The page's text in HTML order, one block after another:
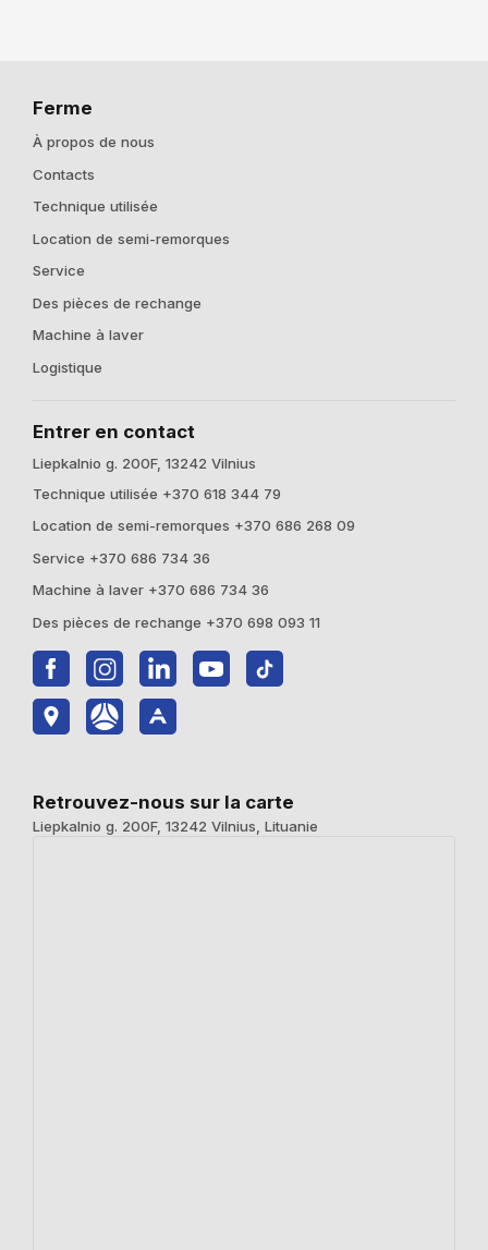
Ferme
À propos de nous
Contacts
Technique utilisée
Location de semi-remorques
Service
Des pièces de rechange
Machine à laver
Logistique
Entrer en contact
Liepkalnio g. 200F, 13242 Vilnius
Technique utilisée +370 618 344 79
Location de semi-remorques +370 686 268 09
Service +370 686 734 36
Machine à laver +370 686 734 36
Des pièces de rechange +370 698 093 11
Retrouvez-nous sur la carte
Liepkalnio g. 200F, 13242 Vilnius, Lituanie